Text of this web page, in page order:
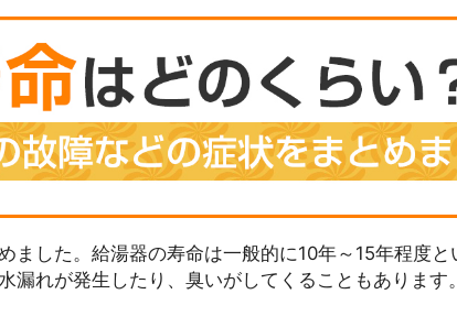
ました。給湯器の寿命は一般的に10年～15年程度
漏れが発生したり、臭いがしてくることもありま